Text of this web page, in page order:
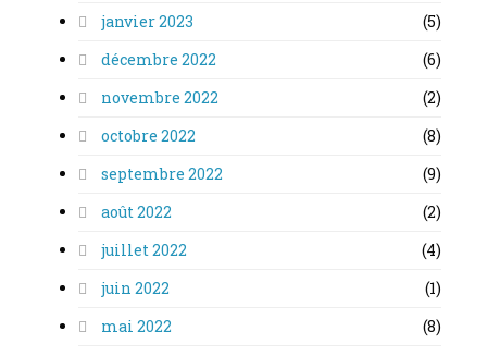
janvier 2023
(5)
décembre 2022
(6)
novembre 2022
(2)
octobre 2022
(8)
septembre 2022
(9)
août 2022
(2)
juillet 2022
(4)
juin 2022
(1)
mai 2022
(8)